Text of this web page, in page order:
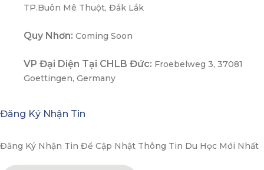
TP.Buôn Mê Thuột, Đắk Lắk
Quy Nhơn: Coming Soon
VP Đại Diện Tại CHLB Đức: Froebelweg 3, 37081
Goettingen, Germany
Đăng Ký Nhận Tin
Đăng Ký Nhận Tin Để Cập Nhật Thông Tin Du Học Mới Nhất